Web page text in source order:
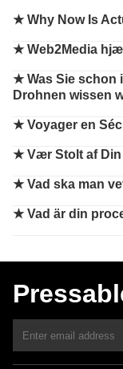
★Why Now Is
★Web2Media
★Was Sie schon
Drohnen wissen
★Voyager en
★Vær Stolt af Din
★Vad ska man
★Vad är din